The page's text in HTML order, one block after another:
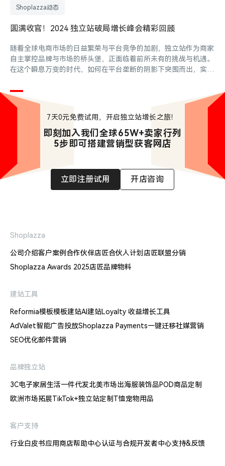
Shoplazza动态
圆满收官！2024 独立站破局增长峰会精彩回顾
随着全球电商市场的日益繁荣与平台竞争的加剧，独立站作为商家
自主掌控品牌与市场的桥头堡，正面临着前所未有的挑战与机遇。
在这个瞬息万变的时代，如何在平台垄断的阴影下突围而出，实现
匠科技（Shoplazza）将于 9月 22日在深圳盛大举办年度出海峰
会，以“平台竞争日益激烈，挤压独立站生存空间，独立站如何更
好的可持续发展”为核心议题，汇聚行业精英，共谋破局之策。
7天0元免费试用，开启独立站增长之旅！
即刻加入我们全球65W+卖家行列
5步即可搭建营销型获客网店
立即注册试用 开店咨询
Shoplazza
公司介绍客户案例合作伙伴店匠合伙人计划店匠联盟分销
Shoplazza Awards 2025店匠品牌物料
建站工具
Reformia模板模板建站AI建站Loyalty 收益增长工具
AdValet智能广告投放Shoplazza Payments一键迁移社媒营销
SEO优化邮件营销
品牌独立站
3C电子家居生活一件代发北美市场出海服装饰品POD商品定制
欧洲市场拓展TikTok+独立站定制T恤宠物用品
客户支持
行业白皮书应用商店帮助中心认证与合规开发者中心支持&反馈